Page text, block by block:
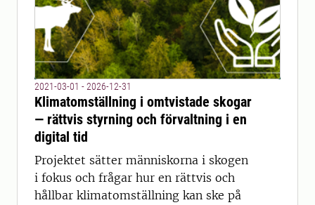
2021-03-01 - 2026-12-31
Klimatomställning i omtvistade skogar
— rättvis styrning och förvaltning i en
digital tid
Projektet sätter människorna i skogen
i fokus och frågar hur en rättvis och
hållbar klimatomställning kan ske på